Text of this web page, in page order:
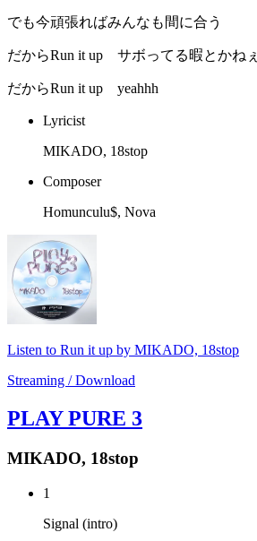
でも今頑張ればみんなも間に合う
だからRun it up サボってる暇とかねぇ
だからRun it up yeahhh
Lyricist
MIKADO, 18stop
Composer
Homunculu$, Nova
Listen to Run it up by MIKADO, 18stop
Streaming / Download
PLAY PURE 3
MIKADO, 18stop
1
Signal (intro)